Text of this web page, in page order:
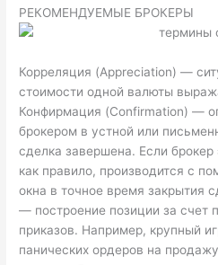
РЕКОМЕНДУЕМЫЕ БРОКЕРЫ
Корреляция (Appreciation) —
стоимости одной валюты
Конфирмация (Confirmation) —
брокером в устной или
сделка завершена. Если
как правило, производится с
окна в точное время закрытия
— построение позиции за счет
приказов. Например, крупный
панических ордеров на